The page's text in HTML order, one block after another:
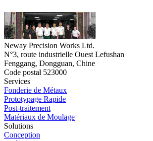
Neway Precision Works Ltd.
N°3, route industrielle Ouest Lefushan
Fenggang, Dongguan, Chine
Code postal 523000
Services
Fonderie de Métaux
Prototypage Rapide
Post-traitement
Matériaux de Moulage
Solutions
Conception